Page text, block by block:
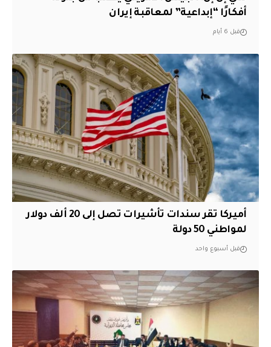
أفكارًا “إبداعية” لمعاقبة إيران
قبل 6 أيام
أميركا تقر سندات تأشيرات تصل إلى 20 ألف دولار
لمواطني 50 دولة
قبل أسبوع واحد